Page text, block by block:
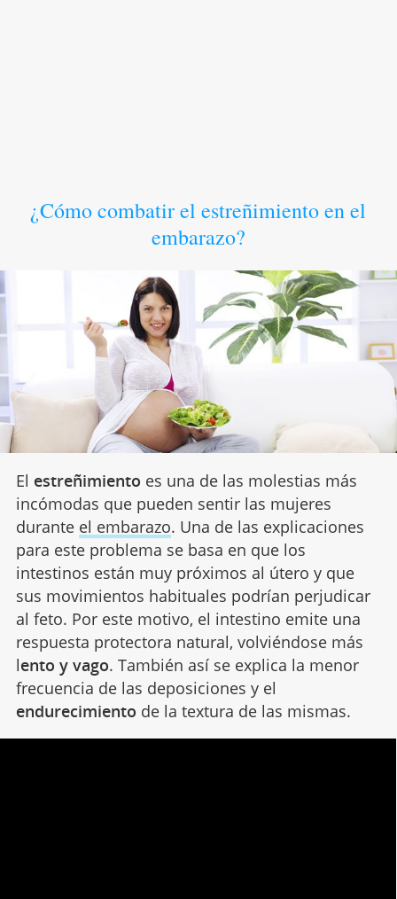
¿Cómo combatir el estreñimiento en el
embarazo?
El estreñimiento es una de las molestias más
incómodas que pueden sentir las mujeres
durante el embarazo. Una de las explicaciones
para este problema se basa en que los
intestinos están muy próximos al útero y que
sus movimientos habituales podrían perjudicar
al feto. Por este motivo, el intestino emite una
respuesta protectora natural, volviéndose más
lento y vago. También así se explica la menor
frecuencia de las deposiciones y el
endurecimiento de la textura de las mismas.